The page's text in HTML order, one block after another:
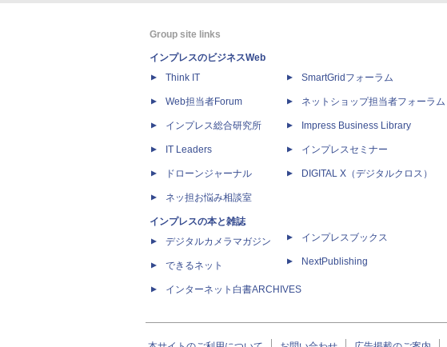
Group site links
インプレスのビジネスWeb
Think IT
Web担当者Forum
インプレス総合研究所
IT Leaders
ドローンジャーナル
ネッ担お悩み相談室
インプレスの本と雑誌
デジタルカメラマガジン
できるネット
インターネット白書ARCHIVES
SmartGridフォーラム
ネットショップ担当者フォーラム
Impress Business Library
インプレスセミナー
DIGITAL X（デジタルクロス）
インプレスブックス
NextPublishing